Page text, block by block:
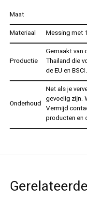
Maat
Materiaal
Messing met
Productie
Gemaakt van
Thailand die
de EU en BSCI.
Onderhoud
Net als je
gevoelig zijn.
Vermijd
producten en